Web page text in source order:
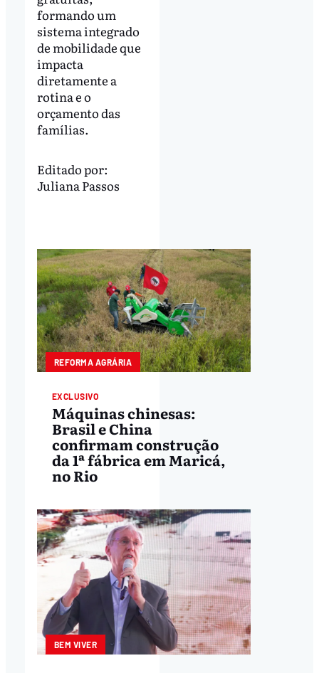
formando um
sistema integrado
de mobilidade que
impacta
diretamente a
rotina e o
orçamento das
famílias.
Editado por:
Juliana Passos
REFORMA AGRÁRIA
EXCLUSIVO
Máquinas chinesas:
Brasil e China
confirmam construção
da 1ª fábrica em Maricá,
no Rio
BEM VIVER